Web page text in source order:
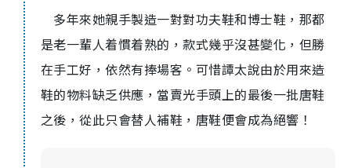
多年來她親手製造一對對功夫鞋和博士鞋，那都
是老一輩人着慣着熟的，款式幾乎沒甚變化，但勝
在手工好，依然有捧場客。可惜譚太說由於用來造
鞋的物料缺乏供應，當賣光手頭上的最後一批唐鞋
之後，從此只會替人補鞋，唐鞋便會成為絕響！